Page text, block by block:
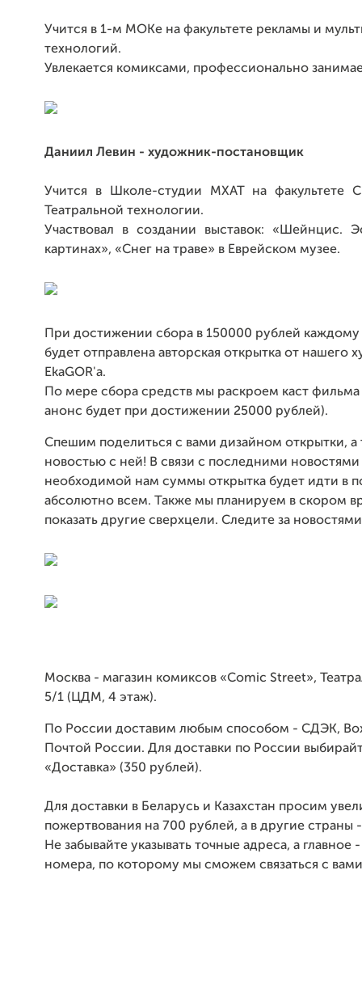
Учится в 1-м МОКе на факультете рекламы и
технологий.
Увлекается комиксами, профессионально
Даниил Левин - художник-постановщик
Учится в Школе-студии МХАТ на факультете
Театральной технологии.
Участвовал в создании выставок: «Шейнцис.
картинах», «Снег на траве» в Еврейском музее.
При достижении сбора в 150000 рублей
будет отправлена авторская открытка от нашего
EkaGOR'a.
По мере сбора средств мы раскроем каст
анонс будет при достижении 25000 рублей).
Спешим поделиться с вами дизайном открытки, а
новостью с ней! В связи с последними
необходимой нам суммы открытка будет идти в
абсолютно всем. Также мы планируем в скором
показать другие сверхцели. Следите за
Москва - магазин комиксов «Comic Street»,
5/1 (ЦДМ, 4 этаж).
По России доставим любым способом - СДЭК,
Почтой России. Для доставки по России
«Доставка» (350 рублей).
Для доставки в Беларусь и Казахстан просим
пожертвования на 700 рублей, а в другие страны
Не забывайте указывать точные адреса, а
номера, по которому мы сможем связаться с